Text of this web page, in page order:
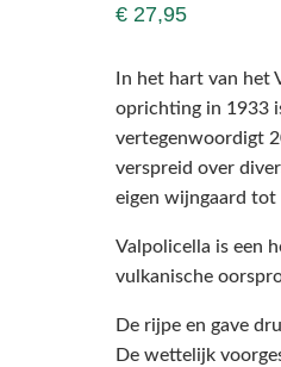
€27,95
In het hart van het
oprichting in 1933
vertegenwoordigt
verspreid over
eigen wijngaard
Valpolicella is een
vulkanische
De rijpe en gave
De wettelijk